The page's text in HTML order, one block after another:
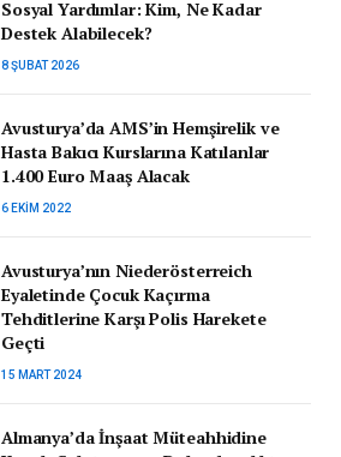
Sosyal Yardımlar: Kim, Ne Kadar
Destek Alabilecek?
8 ŞUBAT 2026
Avusturya’da AMS’in Hemşirelik ve
Hasta Bakıcı Kurslarına Katılanlar
1.400 Euro Maaş Alacak
6 EKIM 2022
Avusturya’nın Niederösterreich
Eyaletinde Çocuk Kaçırma
Tehditlerine Karşı Polis Harekete
Geçti
15 MART 2024
Almanya’da İnşaat Müteahhidine